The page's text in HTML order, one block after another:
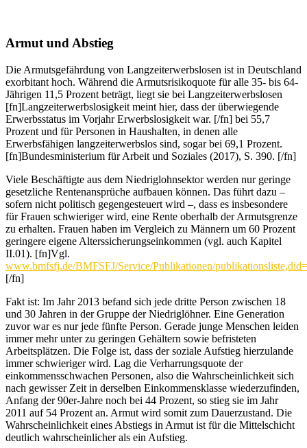
Armut und Abstieg
Die Armutsgefährdung von Langzeiterwerbslosen ist in Deutschland
exorbitant hoch. Während die Armutsrisikoquote für alle 35- bis 64-
Jährigen 11,5 Prozent beträgt, liegt sie bei Langzeiterwerbslosen
[fn]Langzeiterwerbslosigkeit meint hier, dass der überwiegende
Erwerbsstatus im Vorjahr Erwerbslosigkeit war. [/fn] bei 55,7
Prozent und für Personen in Haushalten, in denen alle
Erwerbsfähigen langzeiterwerbslos sind, sogar bei 69,1 Prozent.
[fn]Bundesministerium für Arbeit und Soziales (2017), S. 390. [/fn]
Viele Beschäftigte aus dem Niedriglohnsektor werden nur geringe
gesetzliche Rentenansprüche aufbauen können. Das führt dazu –
sofern nicht politisch gegengesteuert wird –, dass es insbesondere
für Frauen schwieriger wird, eine Rente oberhalb der Armutsgrenze
zu erhalten. Frauen haben im Vergleich zu Männern um 60 Prozent
geringere eigene Alterssicherungseinkommen (vgl. auch Kapitel
II.01). [fn]Vgl.
www.bmfsfj.de/BMFSFJ/Service/Publikationen/
[/fn]
Fakt ist: Im Jahr 2013 befand sich jede dritte Person zwischen 18
und 30 Jahren in der Gruppe der Niedriglöhner. Eine Generation
zuvor war es nur jede fünfte Person. Gerade junge Menschen leiden
immer mehr unter zu geringen Gehältern sowie befristeten
Arbeitsplätzen. Die Folge ist, dass der soziale Aufstieg hierzulande
immer schwieriger wird. Lag die Verharrungsquote der
einkommensschwachen Personen, also die Wahrscheinlichkeit sich
nach gewisser Zeit in derselben Einkommensklasse wiederzufinden,
Anfang der 90er-Jahre noch bei 44 Prozent, so stieg sie im Jahr
2011 auf 54 Prozent an. Armut wird somit zum Dauerzustand. Die
Wahrscheinlichkeit eines Abstiegs in Armut ist für die Mittelschicht
deutlich wahrscheinlicher als ein Aufstieg.